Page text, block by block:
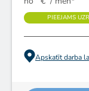
PIEEJAMS
Apskatīt darba